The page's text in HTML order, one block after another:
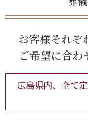
お客様それぞ
ご希望に合わ
広島県内、全て